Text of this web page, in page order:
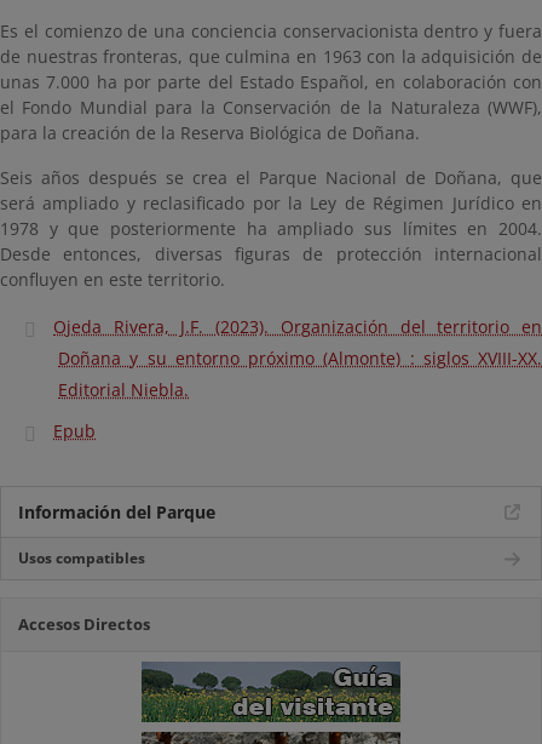
Es el comienzo de una conciencia conservacionista dentro y fuera
de nuestras fronteras, que culmina en 1963 con la adquisición de
unas 7.000 ha por parte del Estado Español, en colaboración con
el Fondo Mundial para la Conservación de la Naturaleza (WWF),
para la creación de la Reserva Biológica de Doñana.
Seis años después se crea el Parque Nacional de Doñana, que
será ampliado y reclasificado por la Ley de Régimen Jurídico en
1978 y que posteriormente ha ampliado sus límites en 2004.
Desde entonces, diversas figuras de protección internacional
confluyen en este territorio.
Ojeda Rivera, J.F. (2023). Organización del territorio en
Doñana y su entorno próximo (Almonte) : siglos XVIII-XX.
Editorial Niebla.
Epub
Información del Parque
Usos compatibles
Accesos Directos